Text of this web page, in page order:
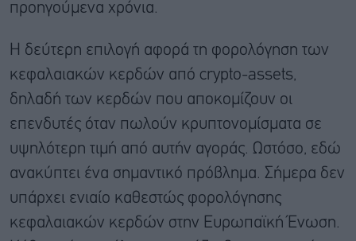
προηγούμενα χρόνια.
Η δεύτερη επιλογή αφορά τη φορολόγηση των
κεφαλαιακών κερδών από crypto-assets,
δηλαδή των κερδών που αποκομίζουν οι
επενδυτές όταν πωλούν κρυπτονομίσματα σε
υψηλότερη τιμή από αυτήν αγοράς. Ωστόσο, εδώ
ανακύπτει ένα σημαντικό πρόβλημα. Σήμερα δεν
υπάρχει ενιαίο καθεστώς φορολόγησης
κεφαλαιακών κερδών στην Ευρωπαϊκή Ένωση.